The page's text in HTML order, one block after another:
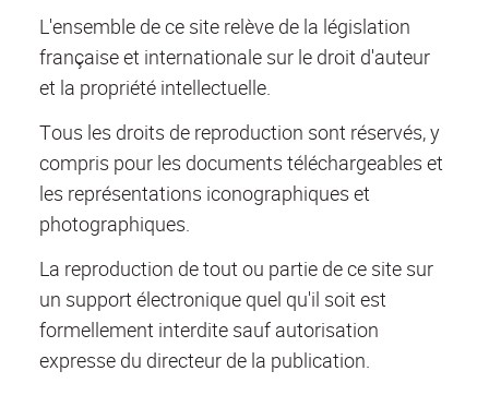
L'ensemble de ce site relève de la législation
française et internationale sur le droit d'auteur
et la propriété intellectuelle.
Tous les droits de reproduction sont réservés, y
compris pour les documents téléchargeables et
les représentations iconographiques et
photographiques.
La reproduction de tout ou partie de ce site sur
un support électronique quel qu'il soit est
formellement interdite sauf autorisation
expresse du directeur de la publication.